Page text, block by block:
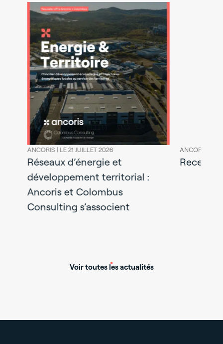
ANCORIS |LE 21 JUILLET 2026
Réseaux d’énergie et
développement territorial :
Ancoris et Colombus
Consulting s’associent
ANCORIS |
Recevez
Voir toutes les actualités